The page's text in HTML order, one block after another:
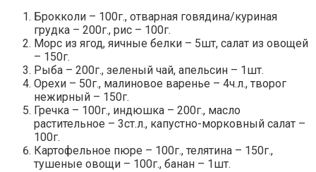
Брокколи – 100г., отварная говядина/куриная
грудка – 200г., рис – 100г.
Морс из ягод, яичные белки – 5шт, салат из овощей
– 150г.
Рыба – 200г., зеленый чай, апельсин – 1шт.
Орехи – 50г., малиновое варенье – 4ч.л., творог
нежирный – 150г.
Гречка – 100г., индюшка – 200г., масло
растительное – 3ст.л., капустно-морковный салат –
100г.
Картофельное пюре – 100г., телятина – 150г.,
тушеные овощи – 100г., банан – 1шт.